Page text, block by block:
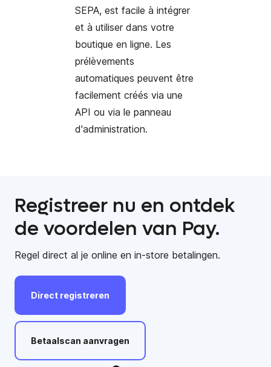
SEPA, est facile à intégrer
et à utiliser dans votre
boutique en ligne. Les
prélèvements
automatiques peuvent être
facilement créés via une
API ou via le panneau
d'administration.
Registreer nu en ontdek
de voordelen van Pay.
Regel direct al je online en in-store betalingen.
Direct registreren
Betaalscan aanvragen